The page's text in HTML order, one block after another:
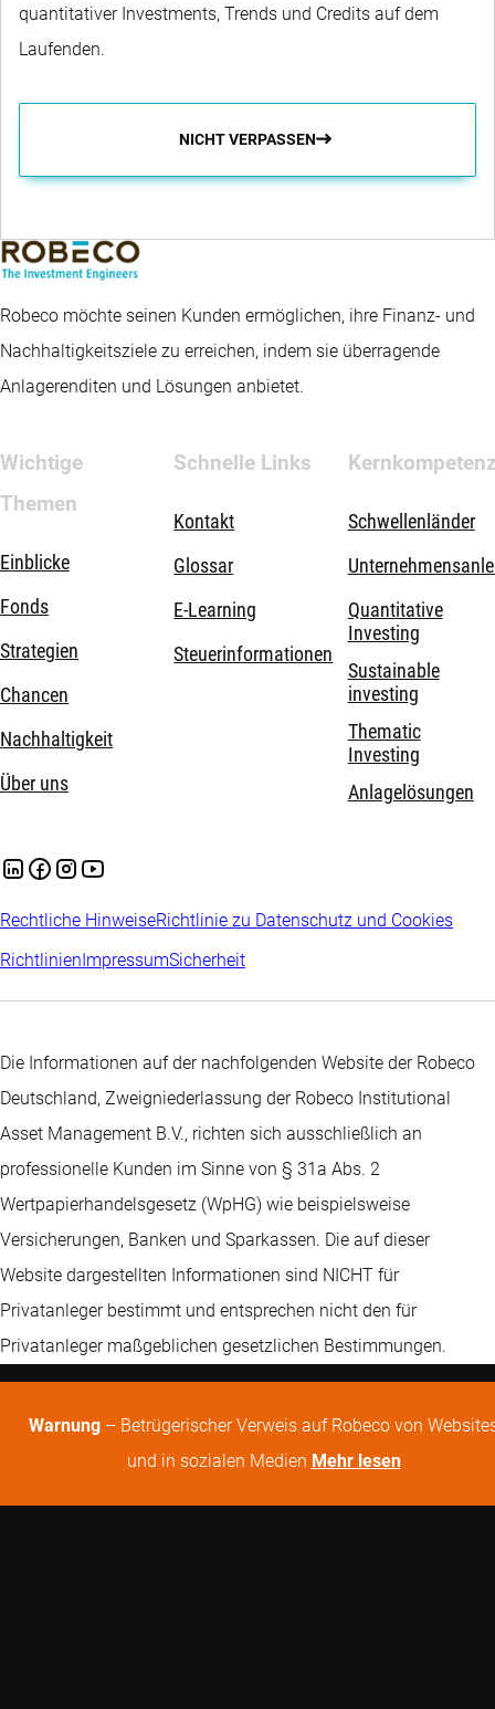
quantitativer Investments, Trends und Credits auf dem
Laufenden.
NICHT VERPASSEN
Robeco möchte seinen Kunden ermöglichen, ihre Finanz- und
Nachhaltigkeitsziele zu erreichen, indem sie überragende
Anlagerenditen und Lösungen anbietet.
Wichtige
Themen
Einblicke
Fonds
Strategien
Chancen
Nachhaltigkeit
Über uns
Schnelle Links
Kontakt
Glossar
E-Learning
Steuerinformationen
Schwellenländer
Quantitative
Investing
Sustainable
investing
Thematic
Investing
Anlagelösungen
Rechtliche HinweiseRichtlinie zu Datenschutz und Cookies
RichtlinienImpressumSicherheit
Die Informationen auf der nachfolgenden Website der Robeco
Deutschland, Zweigniederlassung der Robeco Institutional
Asset Management B.V., richten sich ausschließlich an
professionelle Kunden im Sinne von § 31a Abs. 2
Wertpapierhandelsgesetz (WpHG) wie beispielsweise
Versicherungen, Banken und Sparkassen. Die auf dieser
Website dargestellten Informationen sind NICHT für
Privatanleger bestimmt und entsprechen nicht den für
Privatanleger maßgeblichen gesetzlichen Bestimmungen.
Warnung – Betrügerischer Verweis auf Robeco von
und in sozialen Medien Mehr lesen